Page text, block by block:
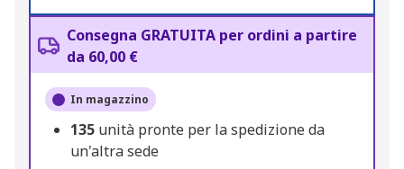
Consegna GRATUITA per ordini a partire
da 60,00 €
In magazzino
135 unità pronte per la spedizione da
un'altra sede